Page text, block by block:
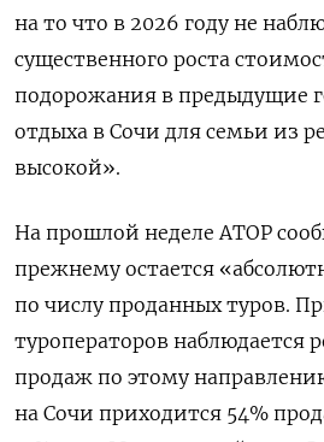
на то что в 2026 году не
существенного роста
подорожания в предыдущие
отдыха в Сочи для семьи из
высокой».
На прошлой неделе АТОР
прежнему остается
по числу проданных туров.
туроператоров наблюдается
продаж по этому
на Сочи приходится 54%